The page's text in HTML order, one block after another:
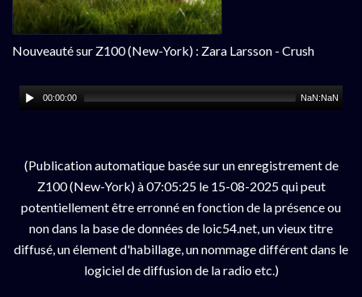
Nouveauté sur Z100 (New-York) : Zara Larsson - Crush
00:00:00 NaN:NaN
(Publication automatique basée sur un enregistrement de
Z100 (New-York) à 07:05:25 le 15-08-2025 qui peut
potentiellement être erronné en fonction de la présence ou
non dans la base de données de loic54.net, un vieux titre
diffusé, un élement d'habillage, un nommage différent dans le
logiciel de diffusion de la radio etc.)